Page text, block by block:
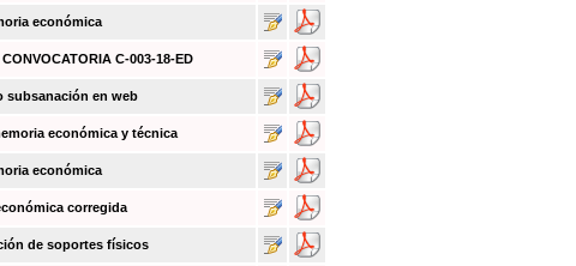
económica
C-003-18-ED
subsanación en web
económica y técnica
económica
corregida
de soportes físicos